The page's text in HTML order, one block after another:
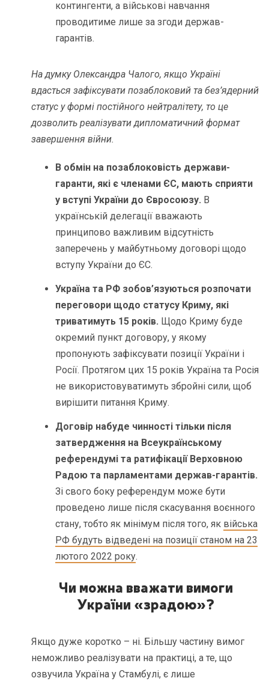
контингенти, а військові навчання
проводитиме лише за згоди держав-
гарантів.
На думку Олександра Чалого, якщо Україні
вдасться зафіксувати позаблоковий та без’ядерний
статус у формі постійного нейтралітету, то це
дозволить реалізувати дипломатичний формат
завершення війни.
В обмін на позаблоковість держави-
гаранти, які є членами ЄС, мають сприяти
у вступі України до Євросоюзу. В
українській делегації вважають
принципово важливим відсутність
заперечень у майбутньому договорі щодо
вступу України до ЄС.
Україна та РФ зобов’язуються розпочати
переговори щодо статусу Криму, які
триватимуть 15 років. Щодо Криму буде
окремий пункт договору, у якому
пропонують зафіксувати позиції України і
Росії. Протягом цих 15 років Україна та Росія
не використовуватимуть збройні сили, щоб
вирішити питання Криму.
Договір набуде чинності тільки після
затвердження на Всеукраїнському
референдумі та ратифікації Верховною
Радою та парламентами держав-гарантів.
Зі свого боку референдум може бути
проведено лише після скасування воєнного
стану, тобто як мінімум після того, як війська
РФ будуть відведені на позиції станом на 23
лютого 2022 року.
Чи можна вважати вимоги
України «зрадою»?
Якщо дуже коротко – ні. Більшу частину вимог
неможливо реалізувати на практиці, а те, що
озвучила Україна у Стамбулі, є лише